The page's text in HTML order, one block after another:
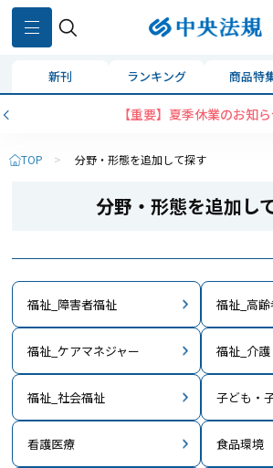
新刊 ランキング 商品特
コンビニ決済に「セブンイレブン」を追
TOP > 分野・形態を追加して探す
分野・形態を追加し
福祉_障害者福祉 福祉_高
福祉_ケアマネジャー 福祉_介
福祉_社会福祉 子ども・
看護医療 食品環境